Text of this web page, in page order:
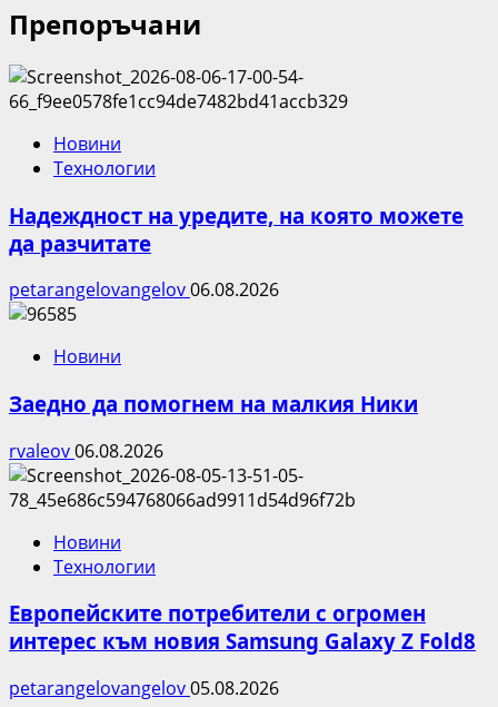
Препоръчани
Новини
Технологии
Надеждност на уредите, на която можете
да разчитате
petarangelovangelov06.08.2026
Новини
Заедно да помогнем на малкия Ники
rvaleov06.08.2026
Новини
Технологии
Европейските потребители с огромен
интерес към новия Samsung Galaxy Z Fold8
petarangelovangelov05.08.2026